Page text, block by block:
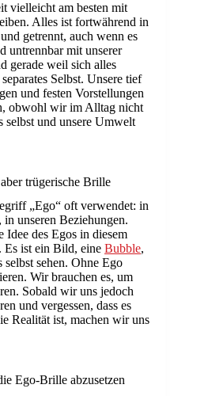
vielleicht am besten mit
Alles ist fortwährend in
getrennt, auch wenn es
untrennbar mit unserer
gerade weil sich alles
Selbst. Unsere tief
und festen Vorstellungen
obwohl wir im Alltag nicht
selbst und unsere Umwelt
trügerische Brille
„Ego“ oft verwendet: in
unseren Beziehungen.
Idee des Egos in diesem
Es ist ein Bild, eine Bubble,
sehen. Ohne Ego
Wir brauchen es, um
Sobald wir uns jedoch
und vergessen, dass es
Realität ist, machen wir uns
Ego-Brille abzusetzen